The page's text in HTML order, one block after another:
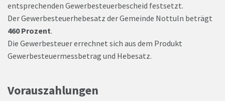
entsprechenden Gewerbesteuerbescheid festsetzt.
Der Gewerbesteuerhebesatz der Gemeinde Nottuln beträgt
460 Prozent.
Die Gewerbesteuer errechnet sich aus dem Produkt
Gewerbesteuermessbetrag und Hebesatz.
Vorauszahlungen